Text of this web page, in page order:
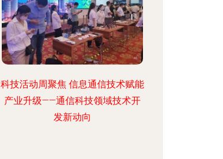
科技活动周聚焦 信息通信技术赋能
产业升级——通信科技领域技术开
发新动向